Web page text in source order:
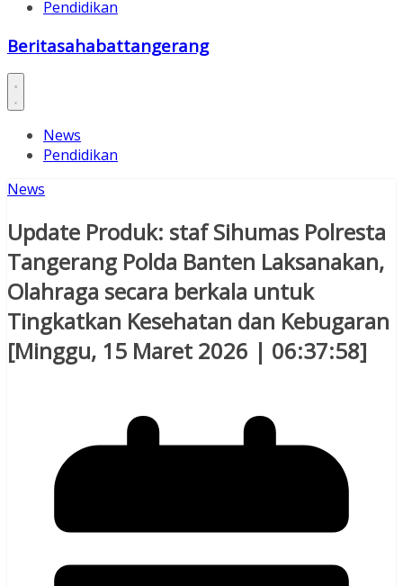
Pendidikan
Beritasahabattangerang
News
Pendidikan
News
Update Produk: staf Sihumas Polresta
Tangerang Polda Banten Laksanakan,
Olahraga secara berkala untuk
Tingkatkan Kesehatan dan Kebugaran
[Minggu, 15 Maret 2026 | 06:37:58]